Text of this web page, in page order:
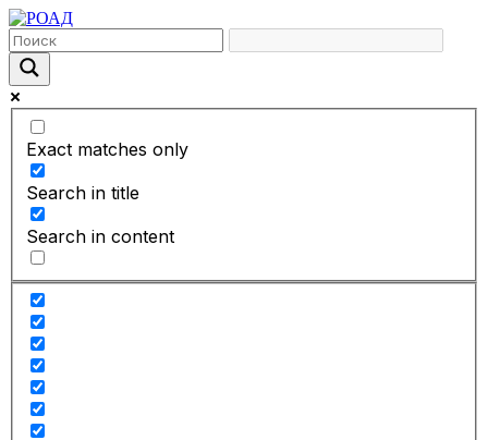
Exact matches only
Search in title
Search in content